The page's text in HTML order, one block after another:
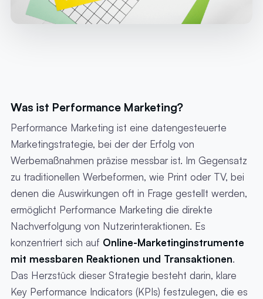
Was ist Performance Marketing?
Performance Marketing ist eine datengesteuerte
Marketingstrategie, bei der der Erfolg von
Werbemaßnahmen präzise messbar ist. Im Gegensatz
zu traditionellen Werbeformen, wie Print oder TV, bei
denen die Auswirkungen oft in Frage gestellt werden,
ermöglicht Performance Marketing die direkte
Nachverfolgung von Nutzerinteraktionen. Es
konzentriert sich auf Online-Marketinginstrumente
mit messbaren Reaktionen und Transaktionen.
Das Herzstück dieser Strategie besteht darin, klare
Key Performance Indicators (KPIs) festzulegen, die es